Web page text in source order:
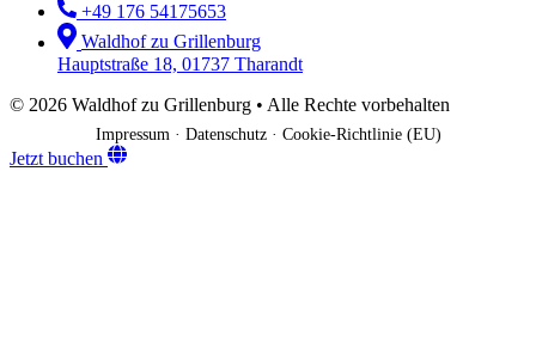
+49 176 54175653
Waldhof zu Grillenburg
Hauptstraße 18, 01737 Tharandt
© 2026 Waldhof zu Grillenburg • Alle Rechte vorbehalten
Impressum · Datenschutz· Cookie-Richtlinie (EU)
Jetzt buchen